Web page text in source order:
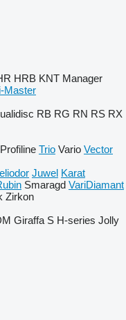
HRB KNT Manager
Master
RB RG RN RS RX
Trio Vario Vector
Juwel Karat
Smaragd VariDiamant
Zirkon
Giraffa S H-series Jolly